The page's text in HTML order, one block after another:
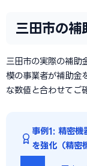
三田市の補
三田市の実際の補助
模の事業者が補助金
な数値と合わせてご
事例1: 精密機
を強化（精密